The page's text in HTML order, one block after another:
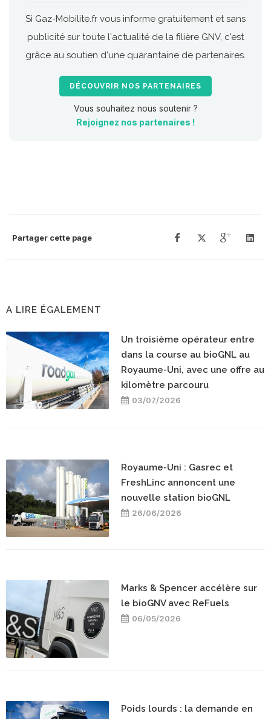
Si Gaz-Mobilite.fr vous informe gratuitement et sans
publicité sur toute l'actualité de la filière GNV, c'est
grâce au soutien d'une quarantaine de partenaires.
DÉCOUVRIR NOS PARTENAIRES
Vous souhaitez nous soutenir ?
Rejoignez nos partenaires !
Partager cette page
A LIRE ÉGALEMENT
Un troisième opérateur entre
dans la course au bioGNL au
Royaume-Uni, avec une offre au
kilomètre parcouru
03/07/2026
Royaume-Uni : Gasrec et
FreshLinc annoncent une
nouvelle station bioGNL
26/06/2026
Marks & Spencer accélère sur
le bioGNV avec ReFuels
06/05/2026
Poids lourds : la demande en